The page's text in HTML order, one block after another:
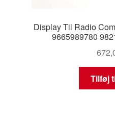
Display Til Radio
9665989780
Tilføj